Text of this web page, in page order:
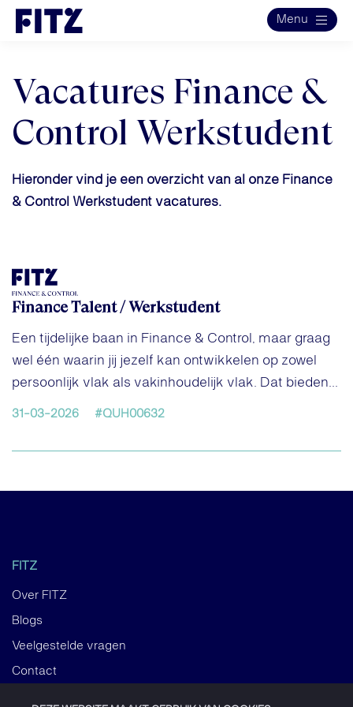
Menu
Vacatures Finance &
Control Werkstudent
Hieronder vind je een overzicht van al onze Finance
& Control Werkstudent vacatures.
Finance Talent / Werkstudent
Een tijdelijke baan in Finance & Control, maar graag
wel één waarin jij jezelf kan ontwikkelen op zowel
persoonlijk vlak als vakinhoudelijk vlak. Dat bieden...
31-03-2026 #QUH00632
FITZ
Over FITZ
Blogs
Veelgestelde vragen
Contact